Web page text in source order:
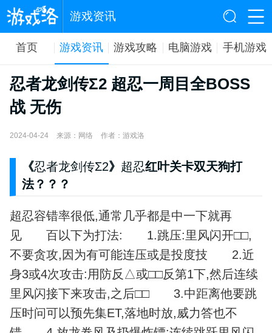
游戏资讯
首页 游戏资讯 游戏攻略 电脑游戏 手机游戏
忍者龙剑传Σ2 超忍一周目全BOSS
战 无伤
2024-04-24 来源：网络 作者：游戏洛
《忍者龙剑传Σ2》 超忍红叶关卡双天狗打
法？？？
超忍容错率很低,通常几乎都是中一下就再
见 百以下为打法: 1.跳压:里风闪开□□,
不要贪攻,因为有可能连压或是投度技 2.近
身3或4次攻击:用防反△或□□反第1下,然后连续
里风闪接下来攻击,之后□□ 3.中距离他要跳
压时问可以预先集ET,落地时放,威力答也不